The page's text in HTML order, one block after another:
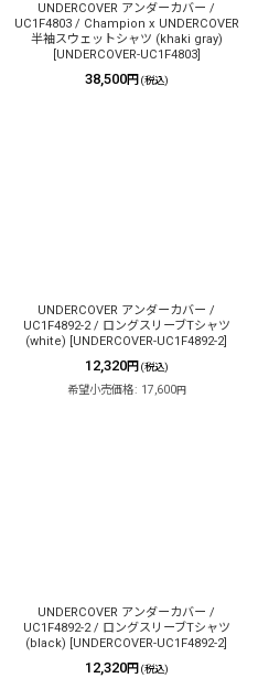
UNDERCOVER アンダーカバー /
UC1F4803 / Champion x UNDERCOVER
半袖スウェットシャツ (khaki gray)
UNDERCOVER-UC1F4803]
38,500円 (税込)
UNDERCOVER アンダーカバー /
UC1F4892-2 / ロングスリーブTシャツ
(white)
UNDERCOVER-UC1F4892-2]
12,320円 (税込)
希望小売価格: 17,600円
UNDERCOVER アンダーカバー /
UC1F4892-2 / ロングスリーブTシャツ
(black)
UNDERCOVER-UC1F4892-2]
12,320円 (税込)